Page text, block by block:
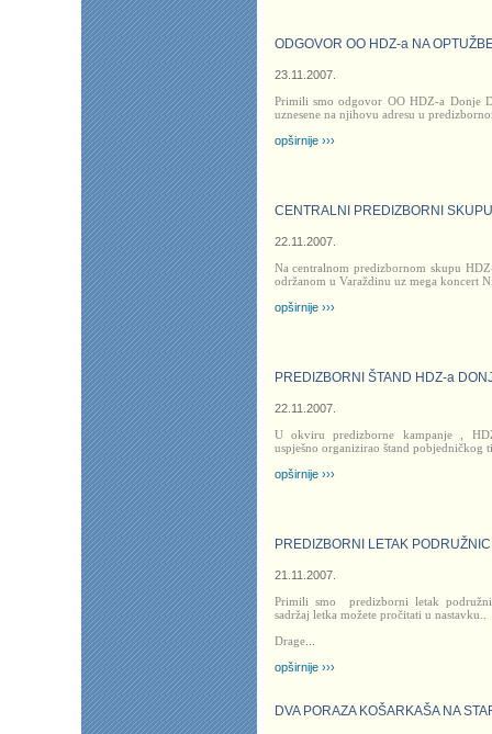
ODGOVOR OO HDZ-a NA
23.11.2007.
Primili smo odgovor OO HDZ-a Donje
uznesene na njihovu adresu u
opširnije ›››
CENTRALNI PREDIZBORNI
22.11.2007.
Na centralnom predizbornom skupu
održanom u Varaždinu uz mega koncert
opširnije ›››
PREDIZBORNI ŠTAND HDZ-a
22.11.2007.
U okviru predizborne kampanje ,
uspješno organizirao štand pobjedničkog
opširnije ›››
PREDIZBORNI LETAK
21.11.2007.
Primili smo predizborni letak
sadržaj letka možete pročitati u nastavku..
Drage...
opširnije ›››
DVA PORAZA KOŠARKAŠA NA